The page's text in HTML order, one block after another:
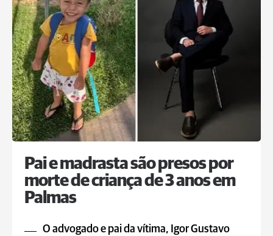
Pai e madrasta são presos por
morte de criança de 3 anos em
Palmas
O advogado e pai da vítima, Igor Gustavo